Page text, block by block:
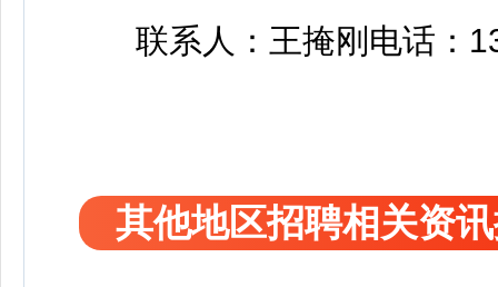
联系人：王掩刚电话：
其他地区招聘相关资